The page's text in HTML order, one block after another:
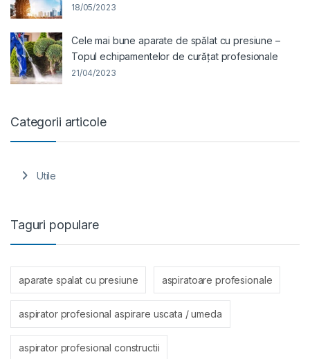
18/05/2023
Cele mai bune aparate de spălat cu presiune –
Topul echipamentelor de curățat profesionale
21/04/2023
Categorii articole
Utile
Taguri populare
aparate spalat cu presiune aspiratoare profesionale
aspirator profesional aspirare uscata / umeda
aspirator profesional constructii